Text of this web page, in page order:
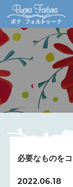
必要なものを
2022.06.18